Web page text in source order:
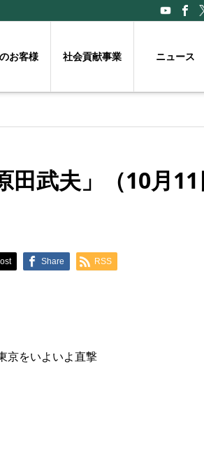
お客様 社会貢献事業 ニュース
武夫」（10月11
Share RSS
京をいよいよ直撃